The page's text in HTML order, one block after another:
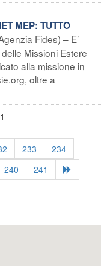
MEP: TUTTO
Fides) – E’
Missioni Estere
alla missione in
oltre a
233
234
240 241